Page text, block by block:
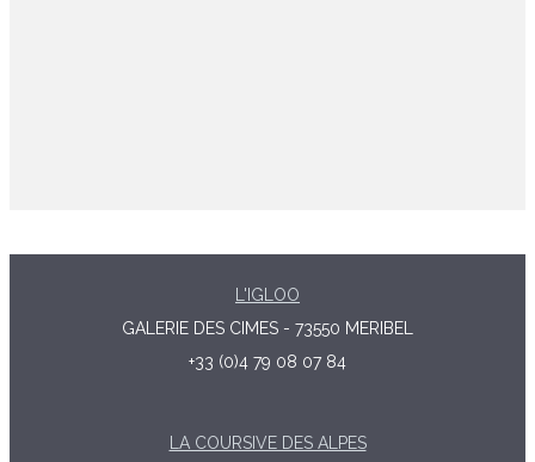
L'IGLOO
GALERIE DES CIMES - 73550 MERIBEL
+33 (0)4 79 08 07 84
LA COURSIVE DES ALPES